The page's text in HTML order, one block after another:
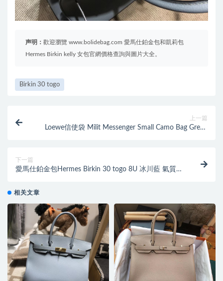
声明： 歡迎瀏覽 www.bolidebag.com 愛馬仕鉑金包和凱莉包
Hermes Birkin kelly 女包官網價格查詢與圖片大全。
Birkin 30 togo
上一篇
Loewe信使袋 Milit Messenger Small Camo Bag Green
下一篇
愛馬仕鉑金包Hermes Birkin 30 togo 8U 冰川藍 氣質至
相关文章